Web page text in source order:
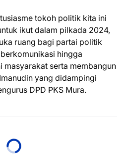
tokoh politik kita ini
ikut dalam pilkada 2024,
ruang bagi partai politik
hingga
masyarakat serta membangun
yang didampingi
DPD PKS Mura.